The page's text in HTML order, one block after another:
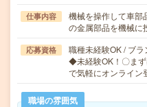
仕事内容
機械を操作して車部
の金属部品を機械
応募資格
職種未経験OK / ブ
◆未経験OK！〇ま
で気軽にオンライ
職場の雰囲気